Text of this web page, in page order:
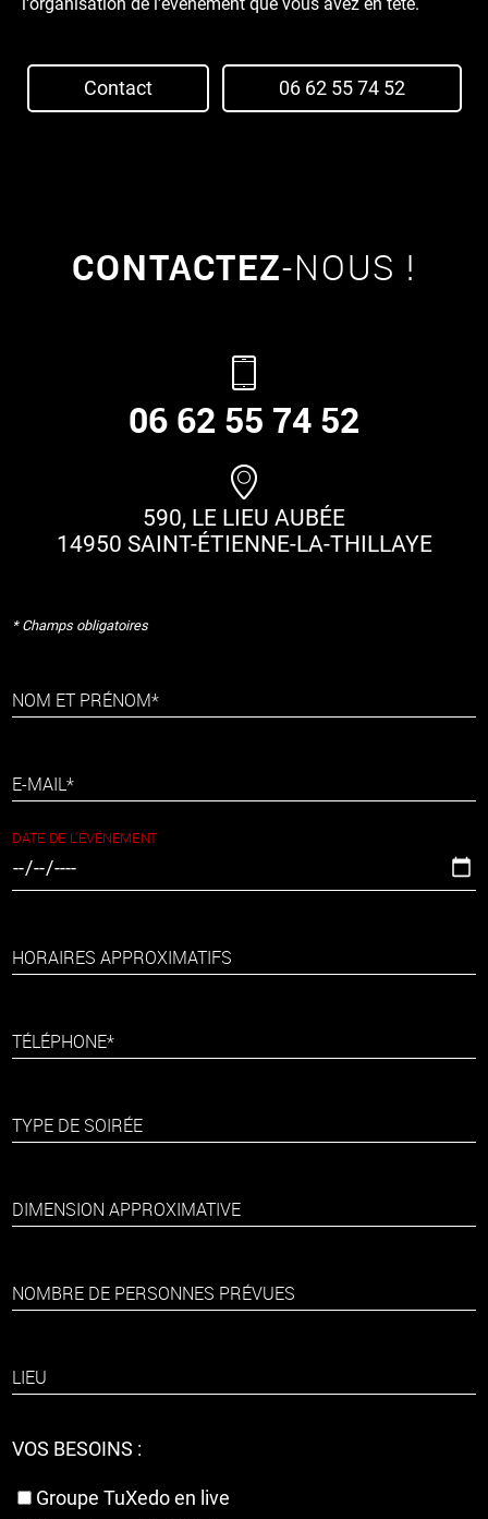
Contact 06 62 55 74 52
CONTACTEZ-NOUS !
* Champs obligatoires
NOM ET PRÉNOM*
E-MAIL*
DATE DE L'ÉVÉNEMENT
HORAIRES APPROXIMATIFS
TÉLÉPHONE*
TYPE DE SOIRÉE
DIMENSION APPROXIMATIVE
NOMBRE DE PERSONNES PRÉVUES
LIEU
VOS BESOINS :
Groupe TuXedo en live
06 62 55 74 52
590, LE LIEU AUBÉE
14950 SAINT-ÉTIENNE-LA-THILLAYE